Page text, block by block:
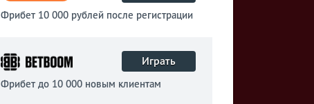
Фрибет 10 000 рублей после регистрации
Играть
Фрибет до 10 000 новым клиентам